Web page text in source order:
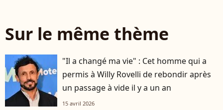
Sur le même thème
"Il a changé ma vie" : Cet homme qui a
permis à Willy Rovelli de rebondir après
un passage à vide il y a un an
15 avril 2026